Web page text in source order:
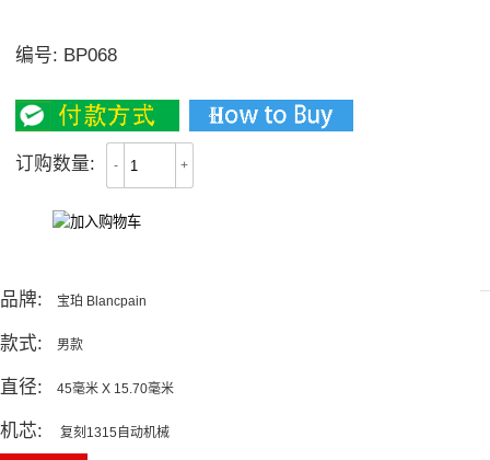
编号: BP068
订购数量: - +
品牌: 宝珀 Blancpain
款式: 男款
直径: 45毫米 X 15.70毫米
机芯: 复刻1315自动机械